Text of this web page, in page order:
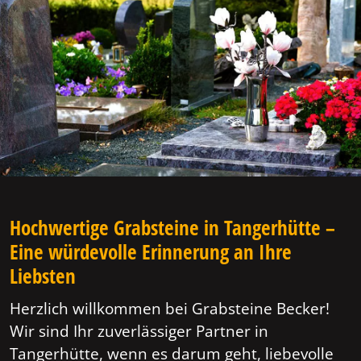
Hochwertige Grabsteine in Tangerhütte –
Eine würdevolle Erinnerung an Ihre
Liebsten
Herzlich willkommen bei Grabsteine Becker!
Wir sind Ihr zuverlässiger Partner in
Tangerhütte, wenn es darum geht, liebevolle